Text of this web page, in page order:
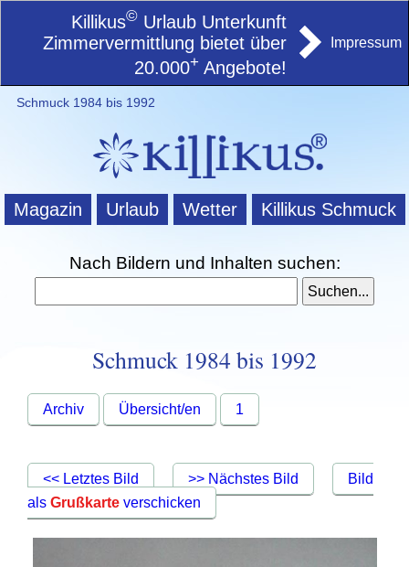
Killikus© Urlaub Unterkunft
Zimmervermittlung bietet über
20.000+ Angebote!
Impressum
Schmuck 1984 bis 1992
Magazin Urlaub Wetter Killikus Schmuck
Nach Bildern und Inhalten suchen:
Schmuck 1984 bis 1992
Archiv Übersicht/en 1
<< Letztes Bild >> Nächstes Bild
Bild
alsGrußkarte verschicken